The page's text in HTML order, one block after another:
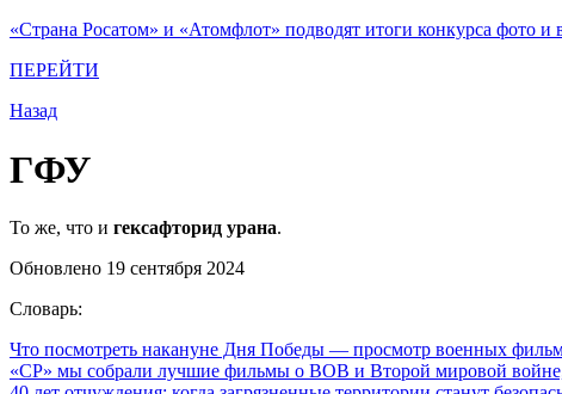
«Страна Росатом» и «Атомфлот» подводят итоги конкурса
ПЕРЕЙТИ
Назад
ГФУ
То же, что и гексафторид урана.
Обновлено 19 сентября 2024
Словарь:
Что посмотреть накануне Дня Победы — просмотр военных
«СР» мы собрали лучшие фильмы о ВОВ и Второй мировой